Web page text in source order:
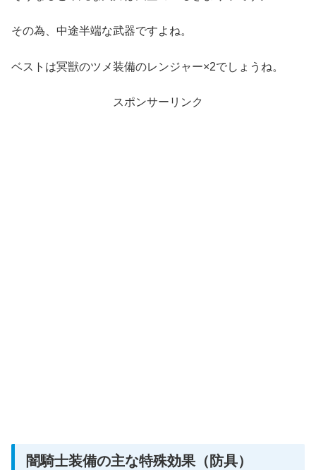
その為、中途半端な武器ですよね。
ベストは冥獣のツメ装備のレンジャー×2でしょうね。
スポンサーリンク
闇騎士装備の主な特殊効果（防具）